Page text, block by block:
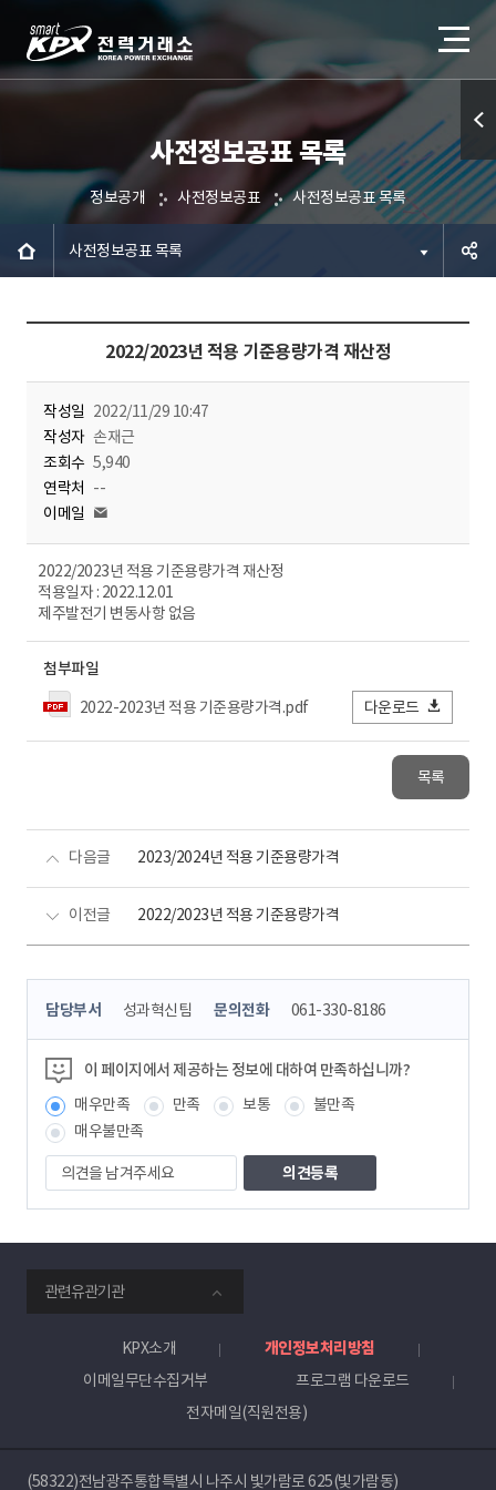
사전정보공표 목록
정보공개 사전정보공표 사전정보공표 목록
사전정보공표 목록
2022/2023년 적용 기준용량가격 재산정
작성일 2022/11/29 10:47
작성자 손재근
조회수 5,940
연락처 --
이메일
2022/2023년 적용 기준용량가격 재산정
적용일자 : 2022.12.01
제주발전기 변동사항 없음
첨부파일
2022-2023년 적용 기준용량가격.pdf
다운로드
목록
다음글 2023/2024년 적용 기준용량가격
이전글 2022/2023년 적용 기준용량가격
콘
츠
정
보
책
임
자
담당부서 성과혁신팀 문의전화 061-330-8186
이 페이지에서 제공하는 정보에 대하여 만족하십니까?
매우만족
만족 보통
불만족
매우불만족
의
견
을
겨
주
세
요
관련유관기관
KPX소개
개인정보처리방침
이메일무단수집거부
프로그램 다운로드
전자메일(직원전용)
(58322)전남광주통합특별시 나주시 빛가람로 625(빛가람동)
퀵메
뉴 열
기